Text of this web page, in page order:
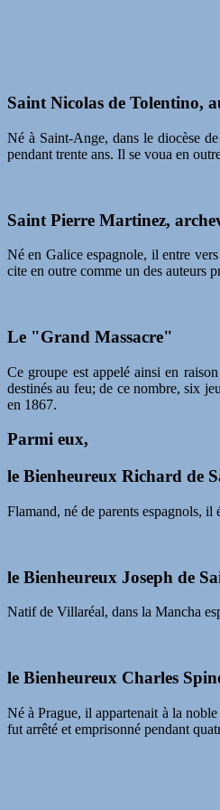
Saint Nicolas de Tolentino,
Né à Saint-Ange, dans le diocèse
pendant trente ans. Il se voua en
Saint Pierre Martinez,
Né en Galice espagnole, il entre
cite en outre comme un des auteurs
Le "Grand Massacre"
Ce groupe est appelé ainsi en
destinés au feu; de ce nombre, six
en 1867.
Parmi eux,
le Bienheureux Richard de
Flamand, né de parents espagnols,
le Bienheureux Joseph de
Natif de Villaréal, dans la Mancha
le Bienheureux Charles
Né à Prague, il appartenait à la
fut arrêté et emprisonné pendant